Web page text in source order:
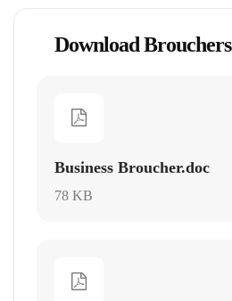
Download Brouchers
Business Broucher.doc
78 KB